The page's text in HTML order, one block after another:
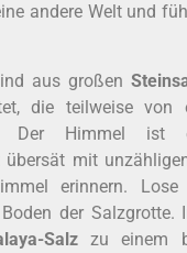
andere Welt und
aus großen
die teilweise von
Der Himmel ist
mit
erinnern. Lose
der Salzgrotte.
Salz zu einem